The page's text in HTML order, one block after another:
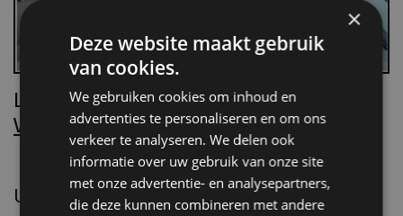
Lees Villa d’Arte!
Word nu abonnee.
UITGELICHT
×
Deze website maakt gebruik
van cookies.
We gebruiken cookies om inhoud en
advertenties te personaliseren en om ons
verkeer te analyseren. We delen ook
informatie over uw gebruik van onze site
met onze advertentie- en analysepartners,
die deze kunnen combineren met andere